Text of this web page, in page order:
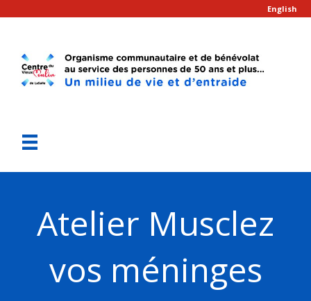
English
Atelier Musclez
vos méninges